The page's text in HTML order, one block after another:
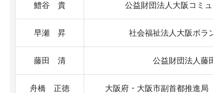
鱧谷 貴 公益財団法人大阪コミュ
早瀬 昇 社会福祉法人大阪ボラン
藤田 清 公益財団法人藤田
舟橋 正徳 大阪府・大阪市副首都推進局